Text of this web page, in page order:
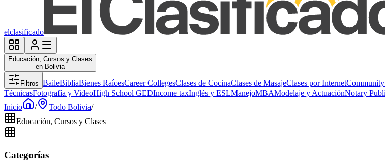
elclasificado
Educación, Cursos y Clases
en Bolivia
Filtros BaileBibliaBienes RaícesCareer CollegesClases de CocinaClases de MasajeClases por Internet
TécnicasFotografía y VideoHigh School GEDIncome taxInglés y ESLManejoMBAModelaje y ActuaciónNotary
Inicio
/ Todo Bolivia/
Educación, Cursos y Clases
Categorías